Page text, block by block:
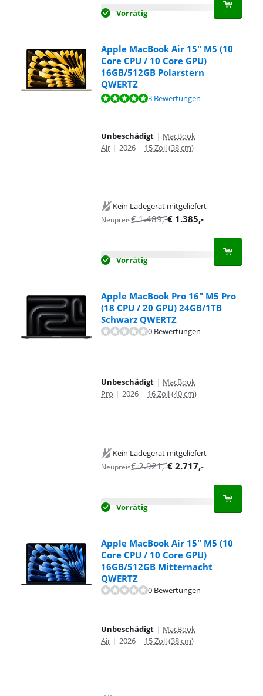
Vorrätig
Apple MacBook Air 15" M5 (10
Core CPU / 10 Core GPU)
16GB/512GB Polarstern
QWERTZ
Bewertet mit 9,9 von 10, basierend auf 3 Bewertungen.
3 Bewertungen
Unbeschädigt | MacBook
Air | 2026 | 15 Zoll (38 cm)
Kein Ladegerät mitgeliefert
Neupreis€1.489,-€ 1.385,-
Vorrätig
Apple MacBook Pro 16" M5 Pro
(18 CPU / 20 GPU) 24GB/1TB
Schwarz QWERTZ
0 Bewertungen
Unbeschädigt | MacBook
Pro | 2026 | 16 Zoll (40 cm)
Kein Ladegerät mitgeliefert
Neupreis€2.921,-€ 2.717,-
Vorrätig
Apple MacBook Air 15" M5 (10
Core CPU / 10 Core GPU)
16GB/512GB Mitternacht
QWERTZ
0 Bewertungen
Unbeschädigt | MacBook
Air | 2026 | 15 Zoll (38 cm)